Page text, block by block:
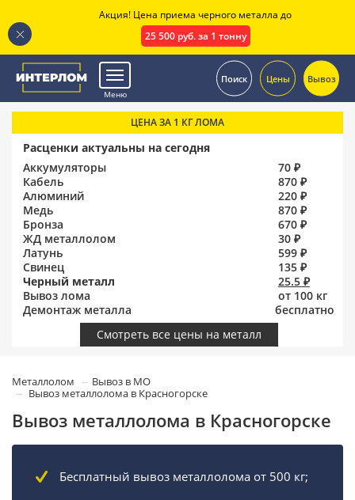
Меню
Поиск Цены Вывоз
ЦЕНА ЗА 1 КГ ЛОМА
Расценки актуальны на сегодня
Аккумуляторы
70 ₽
Кабель
870 ₽
Алюминий
220 ₽
Медь
870 ₽
Бронза
670 ₽
ЖД металлолом
30 ₽
Латунь
599 ₽
Свинец
135 ₽
Черный металл
25.5 ₽
Вывоз лома
от 100 кг
Демонтаж металла
бесплатно
Смотреть все цены на металл
Металлолом
Вывоз в МО
Вывоз металлолома в Красногорске
Вывоз металлолома в Красногорске
Бесплатный вывоз металлолома от 500 кг;
Акция! Цена приема черного металла до
25 500 руб. за 1 тонну
.